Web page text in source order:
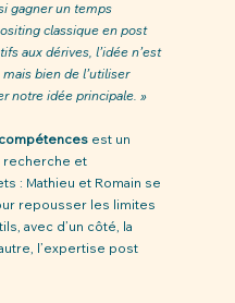
gagner un temps
classique en post
aux dérives, l’idée n’est
mais bien de l’utiliser
notre idée principale. »
est un
recherche et
: Mathieu et Romain se
repousser les limites
avec d’un côté, la
l’expertise post